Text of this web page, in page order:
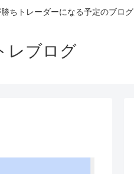
ちトレーダーになる予定のブログ
レブログ